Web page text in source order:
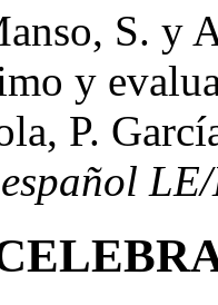
S. y
y
P.